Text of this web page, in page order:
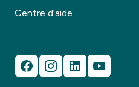
Centre d'aide